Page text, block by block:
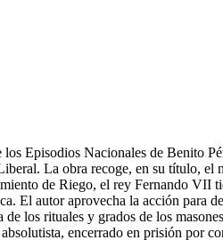
Episodios Nacionales de Benito
La obra recoge, en su título,
de Riego, el rey Fernando VII
El autor aprovecha la acción para
los rituales y grados de los
encerrado en prisión por